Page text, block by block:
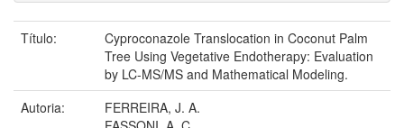
Título:
Cyproconazole Translocation in Coconut Palm
Tree Using Vegetative Endotherapy: Evaluation
by LC-MS/MS and Mathematical Modeling.
Autoria:
FERREIRA, J. A.